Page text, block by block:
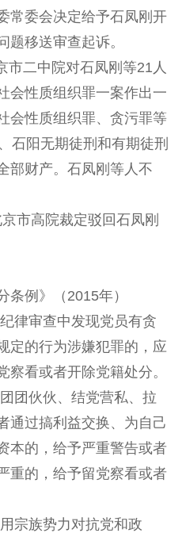
常委会决定给予石凤刚开
题移送审查起诉。
二中院对石凤刚等21人
会性质组织罪一案作出一
会性质组织罪、贪污罪等
石阳无期徒刑和有期徒刑
部财产。石凤刚等人不
高院裁定驳回石凤刚
例》（2015年）
审查中发现党员有贪
定的行为涉嫌犯罪的，应
察看或者开除党籍处分。
伙伙、结党营私、拉
通过搞利益交换、为自己
本的，给予严重警告或者
重的，给予留党察看或者
族势力对抗党和政